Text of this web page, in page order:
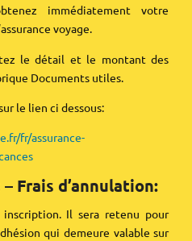
immédiatement votre
voyage.
le détail et le montant des
Documents utiles.
le lien ci dessous:
fr/assurance-
Frais d’annulation:
Il sera retenu pour
qui demeure valable sur